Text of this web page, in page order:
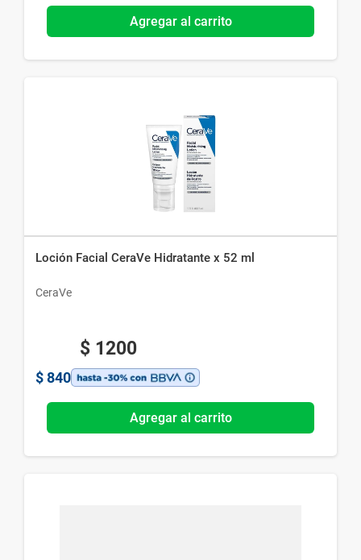
Agregar al carrito
Loción Facial CeraVe Hidratante x 52 ml
CeraVe
$ 1200
$ 840
Agregar al carrito